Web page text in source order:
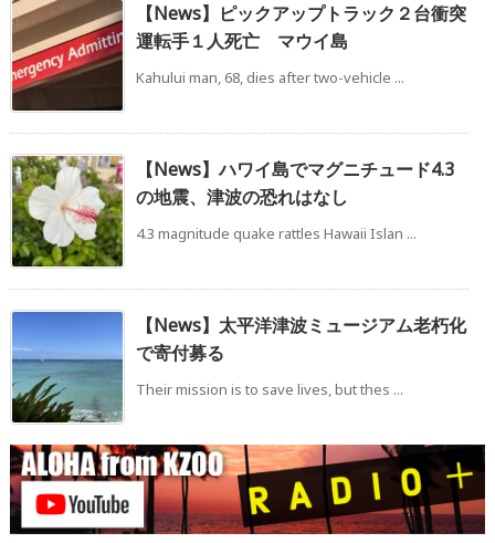
【News】ピックアップトラック２台衝突
運転手１人死亡 マウイ島
Kahului man, 68, dies after two-vehicle ...
【News】ハワイ島でマグニチュード4.3
の地震、津波の恐れはなし
4.3 magnitude quake rattles Hawaii Islan ...
【News】太平洋津波ミュージアム老朽化
で寄付募る
Their mission is to save lives, but thes ...